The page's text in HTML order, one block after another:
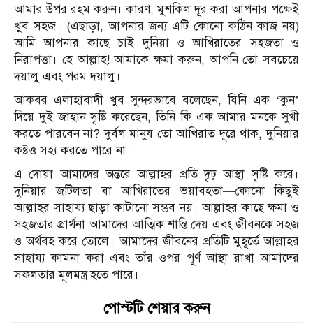
আমার উপর রহম করুন। কারণ, মুশকিল দূর করা আপনার পক্ষেই
খুব সহজ। (এছাড়া, আপনার জন্য এটি কোনো কঠিন কাজ নয়)
আমি আপনার কাছে চাই দুনিয়া ও আখিরাতের সহজতা ও
নিরাপত্তা। হে আল্লাহ! আমাকে ক্ষমা করুন, আপনি তো সবচেয়ে
দয়ালু এবং পরম দয়ালু।
আকবর এলাহাবাদী খুব সুন্দরভাবে বলেছেন, যিনি এক ‘কুন’
দিয়ে দুই জাহান সৃষ্টি করেছেন, তিনি কি এক আমার মনকে সুখী
করতে পারবেন না? দুর্বল মানুষ তো আখিরাত দূরে থাক, দুনিয়ার
কষ্টও সহ্য করতে পারে না।
এ দোয়া আমাদের অন্তরে আল্লাহর প্রতি দৃঢ় আস্থা সৃষ্টি করে।
দুনিয়ার জটিলতা বা আখিরাতের ভয়াবহতা—কোনো কিছুই
আল্লাহর সাহায্য ছাড়া কাটানো সম্ভব নয়। আল্লাহর কাছে ক্ষমা ও
সহজতার প্রার্থনা আমাদের আত্মিক শান্তি দেয় এবং জীবনকে সহজ
ও অর্থবহ করে তোলে। আমাদের জীবনের প্রতিটি মুহূর্তে আল্লাহর
সাহায্য কামনা করা এবং তাঁর ওপর পূর্ণ আস্থা রাখা আমাদের
সফলতার মূলমন্ত্র হতে পারে।
পোস্টটি শেয়ার করুন